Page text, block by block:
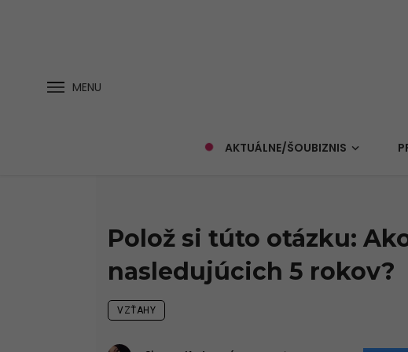
MENU
AKTUÁLNE/ŠOUBIZNIS
Polož si túto otázku:
nasledujúcich 5 rokov?
VZŤAHY